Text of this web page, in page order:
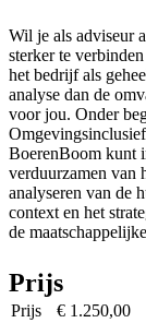
Wil je als adviseur
sterker te
het bedrijf als
analyse dan de
voor jou. Onder
BoerenBoom kunt
verduurzamen van
analyseren van de
context en het
de
Prijs
Prijs
€ 1.250,00